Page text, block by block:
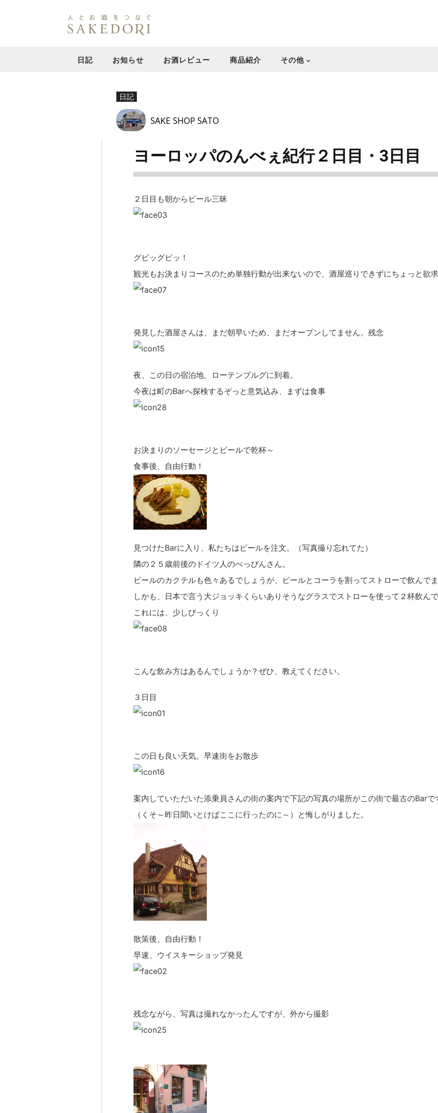
日記 お知らせ お酒レビュー 商品紹介 その他
日記
SAKE SHOP SATO
ヨーロッパのんべぇ紀行２日目・3日目
２日目も朝からビール三昧
グビッグビッ！
観光もお決まりコースのため単独行動が出来ないので、酒屋巡りできずにちょっと欲
発見した酒屋さんは、まだ朝早いため、まだオープンしてません。残念
夜、この日の宿泊地、ローテンブルグに到着。
今夜は町のBarへ探検するぞっと意気込み、まずは食事
お決まりのソーセージとビールで乾杯～
食事後、自由行動！
見つけたBarに入り、私たちはビールを注文。（写真撮り忘れてた）
隣の２５歳前後のドイツ人のべっぴんさん。
ビールのカクテルも色々あるでしょうが、ビールとコーラを割ってストローで飲んでま
しかも、日本で言う大ジョッキくらいありそうなグラスでストローを使って２杯飲んで
これには、少しびっくり
こんな飲み方はあるんでしょうか？ぜひ、教えてください。
３日目
この日も良い天気。早速街をお散歩
案内していただいた添乗員さんの街の案内で下記の写真の場所がこの街で最古のBarで
（くそ～昨日聞いとけばここに行ったのに～）と悔しがりました。
散策後、自由行動！
早速、ウイスキーショップ発見
残念ながら、写真は撮れなかったんですが、外から撮影